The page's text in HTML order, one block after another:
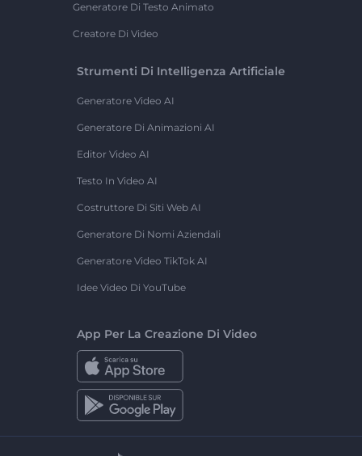
Generatore Di Testo Animato
Creatore Di Video
Strumenti Di Intelligenza Artificiale
Generatore Video AI
Generatore Di Animazioni AI
Editor Video AI
Testo In Video AI
Costruttore Di Siti Web AI
Generatore Di Nomi Aziendali
Generatore Video TikTok AI
Idee Video Di YouTube
App Per La Creazione Di Video